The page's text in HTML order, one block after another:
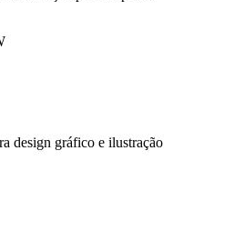
design gráfico e ilustração